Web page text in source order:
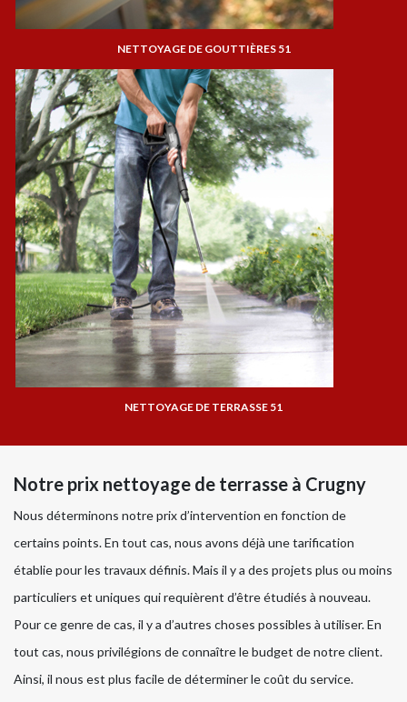
NETTOYAGE DE GOUTTIÈRES 51
NETTOYAGE DE TERRASSE 51
Notre prix nettoyage de terrasse à Crugny
Nous déterminons notre prix d’intervention en fonction de
certains points. En tout cas, nous avons déjà une tarification
établie pour les travaux définis. Mais il y a des projets plus ou moins
particuliers et uniques qui requièrent d’être étudiés à nouveau.
Pour ce genre de cas, il y a d’autres choses possibles à utiliser. En
tout cas, nous privilégions de connaître le budget de notre client.
Ainsi, il nous est plus facile de déterminer le coût du service.